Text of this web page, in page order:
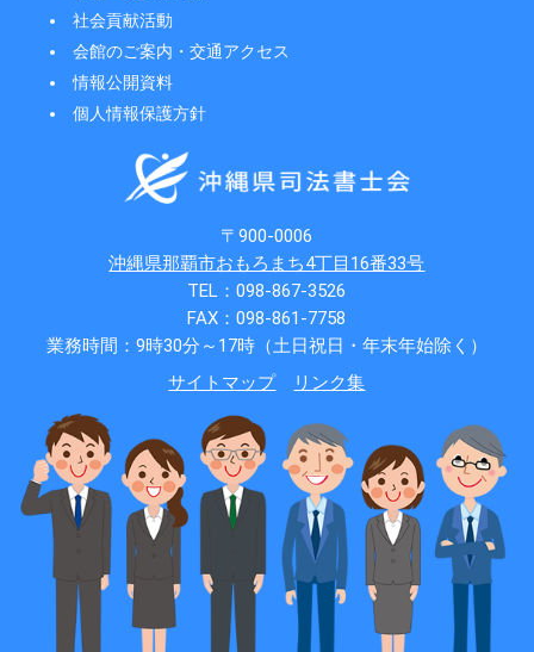
社会貢献活動
会館のご案内・交通アクセス
情報公開資料
個人情報保護方針
〒900-0006
沖縄県那覇市おもろまち4丁目16番33号
TEL：098-867-3526
FAX：098-861-7758
業務時間：9時30分～17時（土日祝日・年末年始除く）
サイトマップ
リンク集